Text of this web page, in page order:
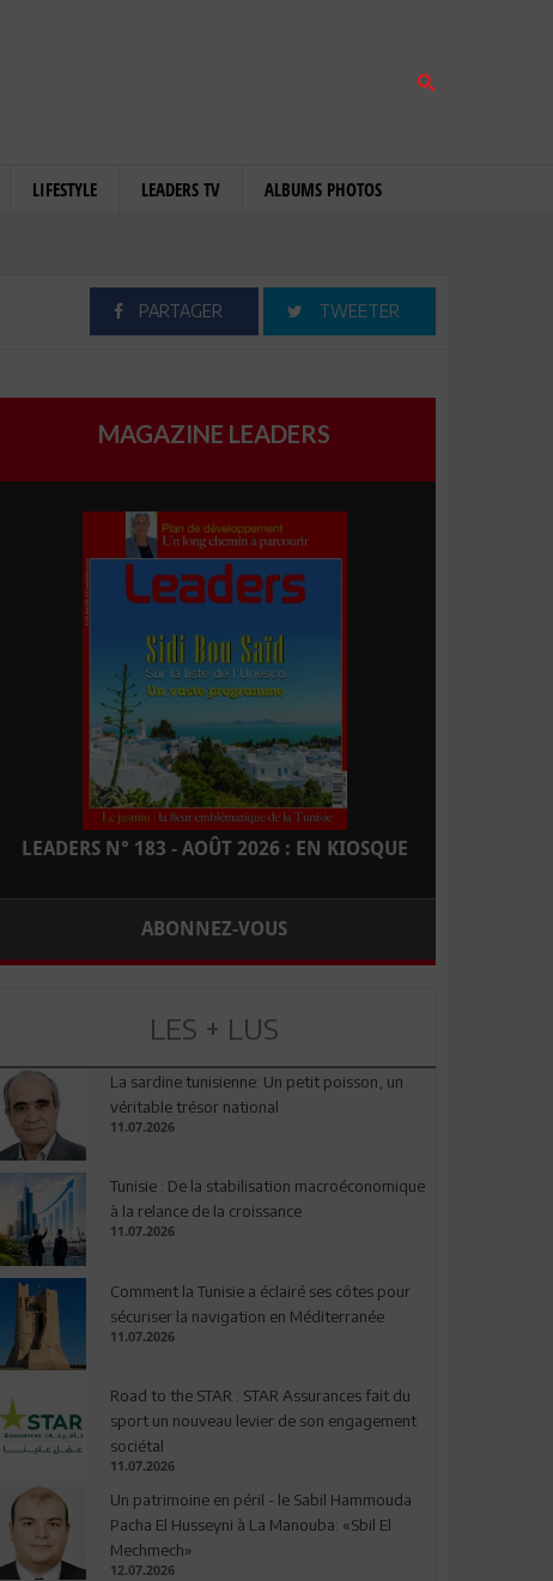
LIFESTYLE LEADERS TV ALBUMS PHOTOS
PARTAGER TWEETER
MAGAZINE LEADERS
LEADERS N° 183 - AOÛT 2026 : EN KIOSQUE
ABONNEZ-VOUS
LES + LUS
La sardine tunisienne: Un petit poisson, un
véritable trésor national
11.07.2026
Tunisie : De la stabilisation macroéconomique
à la relance de la croissance
11.07.2026
Comment la Tunisie a éclairé ses côtes pour
sécuriser la navigation en Méditerranée
11.07.2026
Road to the STAR : STAR Assurances fait du
sport un nouveau levier de son engagement
sociétal
11.07.2026
Un patrimoine en péril - le Sabil Hammouda
Pacha El Husseyni à La Manouba: «Sbil El
Mechmech»
12.07.2026